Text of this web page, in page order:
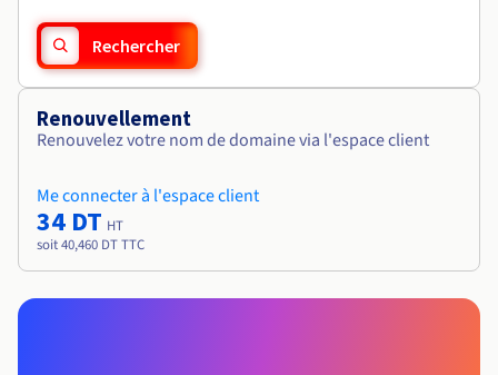
Rechercher
Renouvellement
Renouvelez votre nom de domaine via l'espace client
Me connecter à l'espace client
34 DT HT
soit 40,460 DT TTC